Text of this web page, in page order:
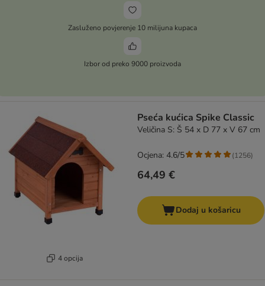
Zasluženo povjerenje 10 milijuna kupaca
Izbor od preko 9000 proizvoda
4 opcija
Pseća kućica Spike Classic
Veličina S: Š 54 x D 77 x V 67 cm
64,49 €
Ocjena: 4.6/5 (1256)
Dodaj u košaricu